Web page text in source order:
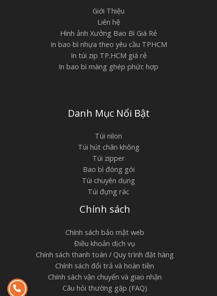
Giới Thiệu
Liên hệ
Hình ảnh Xưởng Bao Bì Giá Rẻ
In bao bì nhựa theo yêu cầu TPHCM
In túi zip TP.HCM giá rẻ
In bao bì màng ghép phức hợp
Danh Mục Nổi Bật
Túi nilon
Túi hút chân không
Túi zipper
Bao bì đóng gói
Túi chuyên dụng
Túi đựng rác
Chính sách
Chính sách bảo mật web
Điều khoản dịch vụ
Chính sách thanh toán / Quy trình đặt hàng
Chính sách đổi trả và hoàn tiền
Chính sách vận chuyển và giao nhận
Câu hỏi thường gặp (FAQ)